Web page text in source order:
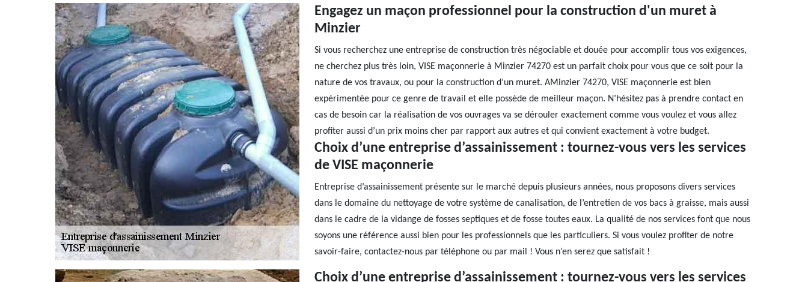
Engagez un maçon professionnel pour la construction d'un muret à
Minzier
Si vous recherchez une entreprise de construction très négociable et douée pour accomplir tous vos exigences,
ne cherchez plus très loin, VISE maçonnerie à Minzier 74270 est un parfait choix pour vous que ce soit pour la
nature de vos travaux, ou pour la construction d’un muret. AMinzier 74270, VISE maçonnerie est bien
expérimentée pour ce genre de travail et elle possède de meilleur maçon. N’hésitez pas à prendre contact en
cas de besoin car la réalisation de vos ouvrages va se dérouler exactement comme vous voulez et vous allez
profiter aussi d’un prix moins cher par rapport aux autres et qui convient exactement à votre budget.
Choix d’une entreprise d’assainissement : tournez-vous vers les services
de VISE maçonnerie
Entreprise d’assainissement présente sur le marché depuis plusieurs années, nous proposons divers services
dans le domaine du nettoyage de votre système de canalisation, de l’entretien de vos bacs à graisse, mais aussi
dans le cadre de la vidange de fosses septiques et de fosse toutes eaux. La qualité de nos services font que nous
soyons une référence aussi bien pour les professionnels que les particuliers. Si vous voulez profiter de notre
savoir-faire, contactez-nous par téléphone ou par mail ! Vous n’en serez que satisfait !
Choix d’une entreprise d’assainissement : tournez-vous vers les services